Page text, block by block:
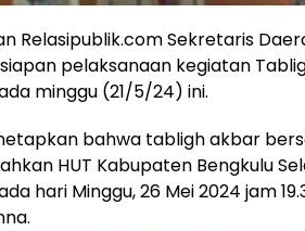
Relasipublik.com Sekretaris
pelaksanaan kegiatan
minggu (21/5/24) ini.
bahwa tabligh akbar
HUT Kabupaten Bengkulu
hari Minggu, 26 Mei 2024 jam